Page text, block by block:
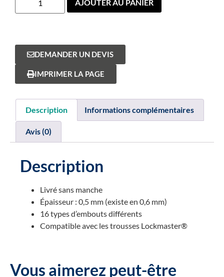
AJOUTER AU PANIER
DEMANDER UN DEVIS
IMPRIMER LA PAGE
Description Informations complémentaires
Avis (0)
Description
Livré sans manche
Épaisseur : 0,5 mm (existe en 0,6 mm)
16 types d’embouts différents
Compatible avec les trousses Lockmaster®
Vous aimerez peut-être